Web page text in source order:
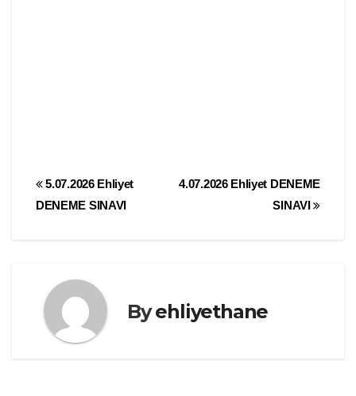
Yazı
4.07.2026 Ehliyet DENEME
SINAVI
5.07.2026 Ehliyet
DENEME SINAVI
Byehliyethane